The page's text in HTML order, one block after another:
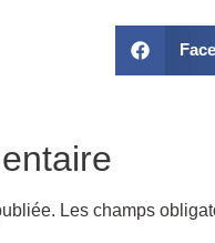
Les champs